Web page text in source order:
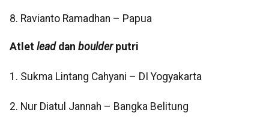
8. Ravianto Ramadhan – Papua
Atlet lead dan boulderputri
1. Sukma Lintang Cahyani – DI Yogyakarta
2. Nur Diatul Jannah – Bangka Belitung